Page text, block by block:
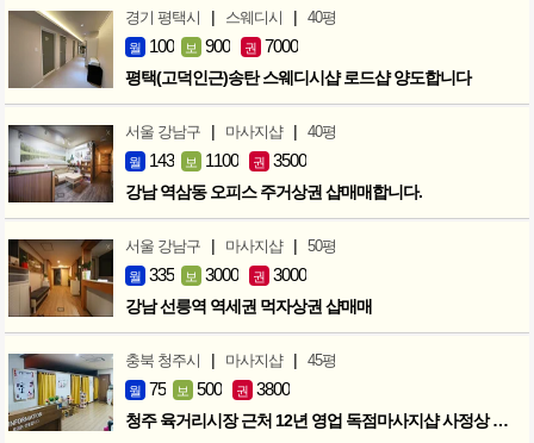
경기 평택시 | 스웨디시 | 40평
월 100 보 900 권 7000
평택(고덕인근)송탄 스웨디시샵 로드샵 양도합니다
서울 강남구 | 마사지샵 | 40평
월 143 보 1100 권 3500
강남 역삼동 오피스 주거상권 샵매매합니다.
서울 강남구 | 마사지샵 | 50평
월 335 보 3000 권 3000
강남 선릉역 역세권 먹자상권 샵매매
충북 청주시 | 마사지샵 | 45평
월 75 보 500 권 3800
청주 육거리시장 근처 12년 영업 독점마사지샵 사정상 급매합니다.